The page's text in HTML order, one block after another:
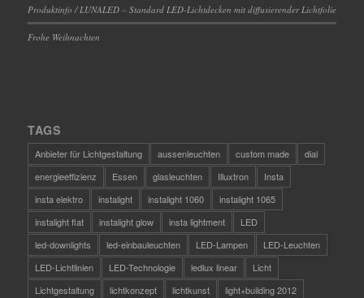
Produktinfo / LUNALED – Standard LED-Lichtdecken mit diffusierender Lichtfolie
Frohe Weihnachten
TAGS
Anbieter für Lichtgestaltung aussenleuchten custom made
dial
energieeffizienz
Essen glasleuchten Illuxtron
Insta
insta elektro
instalight instalight 1060
instalight 1065
instalight flat
instalight glow insta lightment
LED
led-downlights
led-einbauleuchten LED-Lampen
LED-Leuchten
LED-Lichtlinien
LED-Technologie ledlux linear
Licht
Lichtgestaltung
lichtkonzept lichtkunst
light+building 2012